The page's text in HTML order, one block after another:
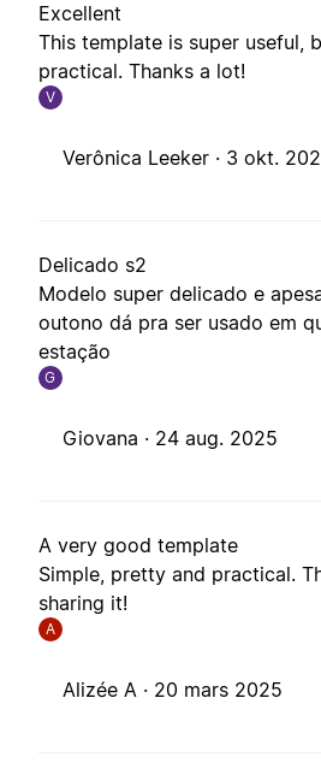
Excellent
This template is super useful,
practical. Thanks a lot!
V
Verônica Leeker · 3 okt.
Delicado s2
Modelo super delicado e
outono dá pra ser usado em
estação
G
Giovana · 24 aug. 2025
A very good template
Simple, pretty and practical.
sharing it!
A
Alizée A · 20 mars 2025